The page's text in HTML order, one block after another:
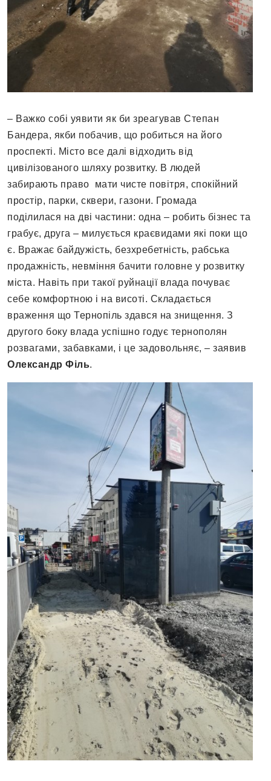
– Важко собі уявити як би зреагував Степан
Бандера, якби побачив, що робиться на його
проспекті. Місто все далі відходить від
цивілізованого шляху розвитку. В людей
забирають право мати чисте повітря, спокійний
простір, парки, сквери, газони. Громада
поділилася на дві частини: одна – робить бізнес та
грабує, друга – милується краєвидами які поки що
є. Вражає байдужість, безхребетність, рабська
продажність, невміння бачити головне у розвитку
міста. Навіть при такої руйнації влада почуває
себе комфортною і на висоті. Складається
враження що Тернопіль здався на знищення. З
другого боку влада успішно годує тернополян
розвагами, забавками, і це задовольняє, – заявив
Олександр Філь.